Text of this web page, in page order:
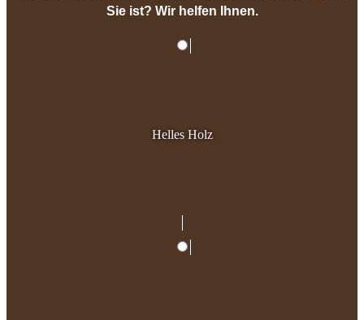
Sie ist? Wir helfen Ihnen.
Helles Holz